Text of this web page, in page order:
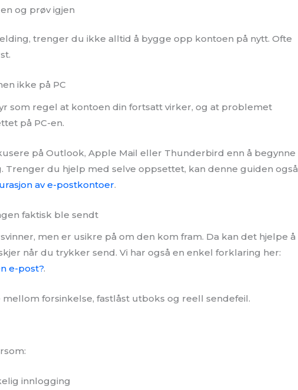
og prøv igjen
trenger du ikke alltid å bygge opp kontoen på nytt. Ofte
ikke på PC
som regel at kontoen din fortsatt virker, og at problemet
på PC-en.
på Outlook, Apple Mail eller Thunderbird enn å begynne
Trenger du hjelp med selve oppsettet, kan denne guiden også
av e-postkontoer.
faktisk ble sendt
men er usikre på om den kom fram. Da kan det hjelpe å
når du trykker send. Vi har også en enkel forklaring her:
e-post?.
forsinkelse, fastlåst utboks og reell sendefeil.
innlogging